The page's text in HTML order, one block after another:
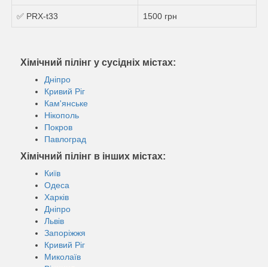
✅ PRX-t33 1500 грн
Хімічний пілінг у сусідніх містах:
Дніпро
Кривий Ріг
Кам'янське
Нікополь
Покров
Павлоград
Хімічний пілінг в інших містах:
Київ
Одеса
Харків
Дніпро
Львів
Запоріжжя
Кривий Ріг
Миколаїв